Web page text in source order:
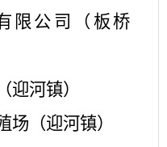
限公司（板桥
迎河镇）
场（迎河镇）